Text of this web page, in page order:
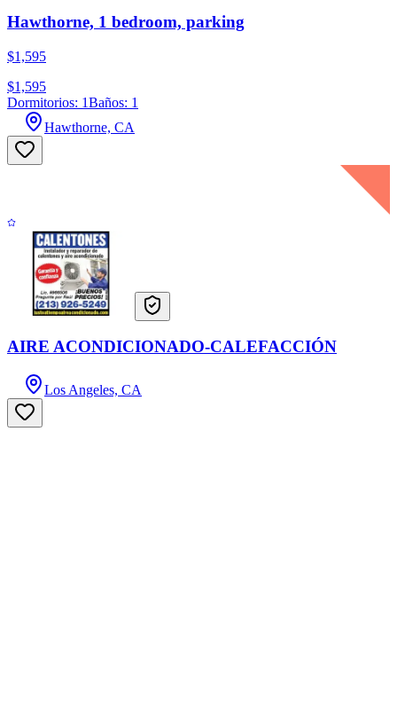
Hawthorne, 1 bedroom, parking
$1,595
$1,595
Dormitorios: 1Baños: 1
Hawthorne, CA
AIRE ACONDICIONADO-CALEFACCIÓN
Los Angeles, CA